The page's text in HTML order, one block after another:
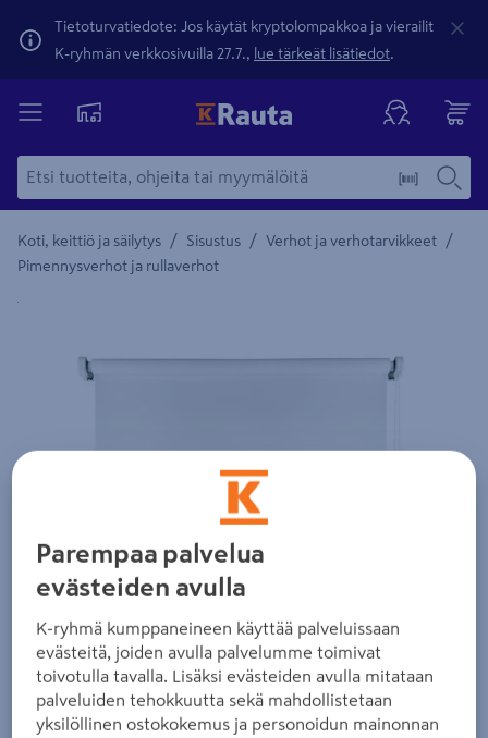
Tietoturvatiedote: Jos käytät kryptolompakkoa ja vierailit
K-ryhmän verkkosivuilla 27.7., lue tärkeät lisätiedot.
Koti, keittiö ja säilytys / Sisustus / Verhot ja verhotarvikkeet /
Pimennysverhot ja rullaverhot
Yksityiskohtainen kuvaus löytyy Tuotteen kuvaus -
Parempaa palvelua
evästeiden avulla
K-ryhmä kumppaneineen käyttää palveluissaan
evästeitä, joiden avulla palvelumme toimivat
toivotulla tavalla. Lisäksi evästeiden avulla mitataan
palveluiden tehokkuutta sekä mahdollistetaan
yksilöllinen ostokokemus ja personoidun mainonnan